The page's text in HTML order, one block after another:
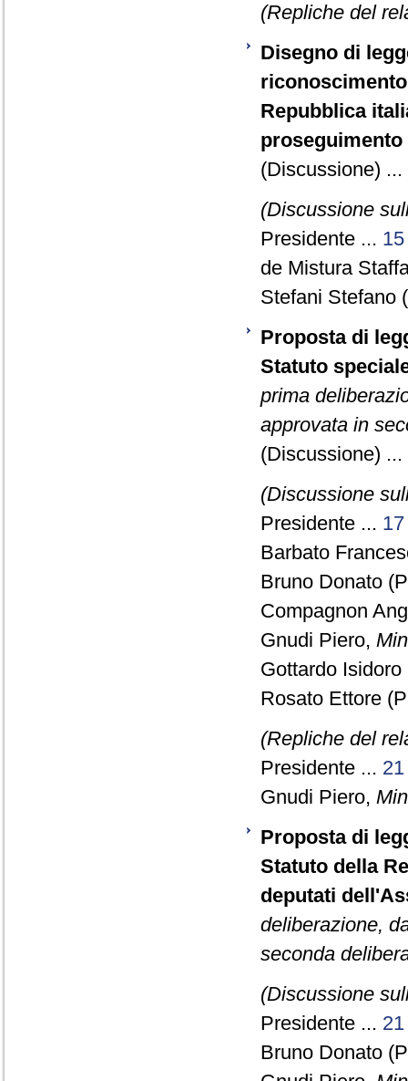
(Repliche del
Disegno di
Repubblica
(Discussione) ...
(Discussione
Presidente ... 15
de Mistura
Stefani Stefano
Proposta di
Statuto
prima
approvata in
(Discussione) ...
(Discussione
Presidente ... 17
Barbato
Bruno Donato
Compagnon
Gnudi Piero,
Gottardo
Rosato Ettore
(Repliche del
Presidente ... 21
Gnudi Piero,
Proposta di
Statuto della
deputati
deliberazione,
seconda
(Discussione
Presidente ... 21
Bruno Donato